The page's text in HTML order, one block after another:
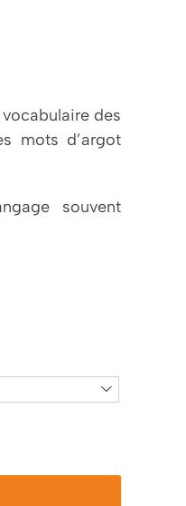
des
mots d’argot
souvent
